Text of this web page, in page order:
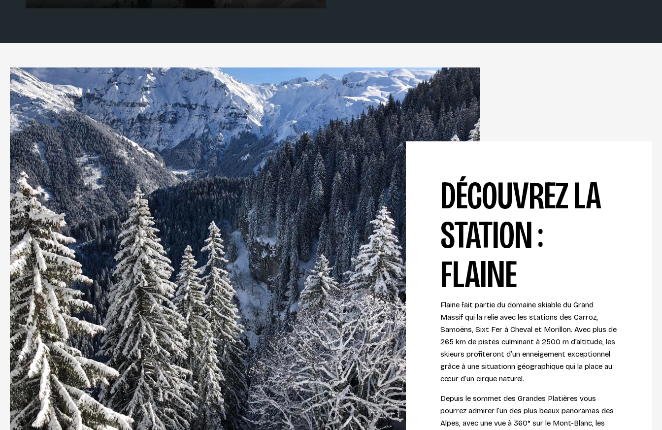
DÉCOUVREZ LA
STATION :
FLAINE
Flaine fait partie du domaine skiable du Grand
Massif qui la relie avec les stations des Carroz,
Samoëns, Sixt Fer à Cheval et Morillon. Avec plus de
265 km de pistes culminant à 2500 m d’altitude, les
skieurs profiteront d’un enneigement exceptionnel
grâce à une situationn géographique qui la place au
cœur d’un cirque naturel.
Depuis le sommet des Grandes Platières vous
pourrez admirer l’un des plus beaux panoramas des
Alpes, avec une vue à 360° sur le Mont-Blanc, les